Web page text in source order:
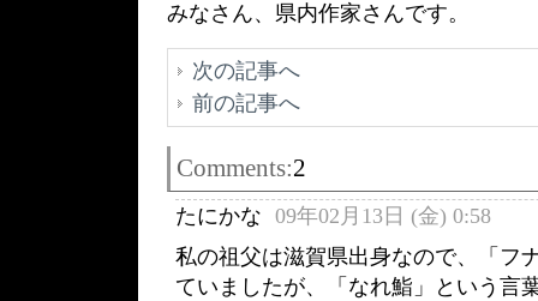
みなさん、県内作家さんです。
次の記事へ
前の記事へ
Comments:2
たにかな 09年02月13日 (金) 0:58
私の祖父は滋賀県出身なので、「フ
ていましたが、「なれ鮨」という言